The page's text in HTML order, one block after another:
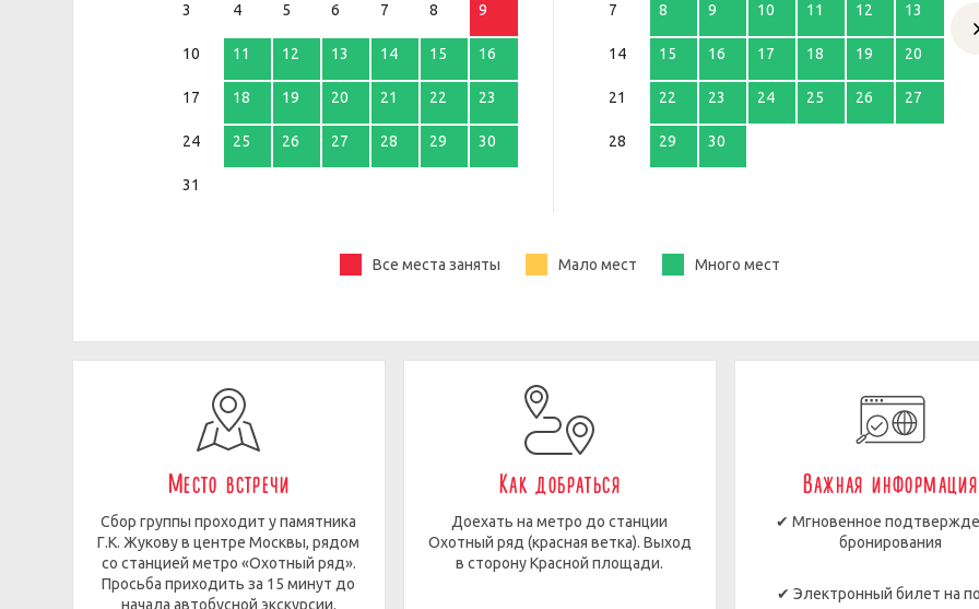
3 4 5 6 7 8 9
10 11 12 13 14 15 16
17 18 19 20 21 22 23
24 25 26 27 28 29 30
31
7 8 9 10 11 12 13
14 15 16 17 18 19 20
21 22 23 24 25 26 27
28 29 30
Все места заняты Мало мест Много мест
Место встречи
Сбор группы проходит у памятника
Г.К. Жукову в центре Москвы, рядом
со станцией метро «Охотный ряд».
Просьба приходить за 15 минут до
начала автобусной экскурсии.
Как добраться
Доехать на метро до станции
Охотный ряд (красная ветка). Выход
в сторону Красной площади.
Важная информация
✔ Мгновенное
бронирования
✔ Электронный билет на